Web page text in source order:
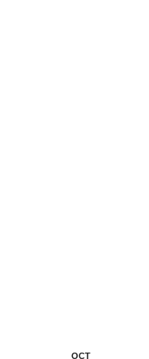
OCT